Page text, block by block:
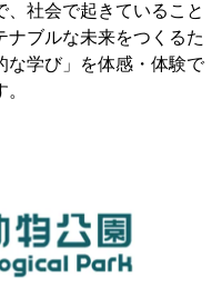
社会で起きていること
ナブルな未来をつくるた
な学び」を体感・体験で